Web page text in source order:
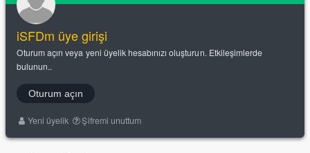
iSFDm üye girişi
Oturum açın veya yeni üyelik hesabınızı oluşturun. Etkileşimlerde
bulunun..
Oturum açın
Yeni üyelik Şifremi unuttum